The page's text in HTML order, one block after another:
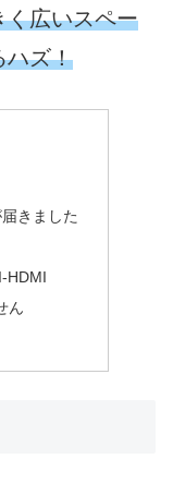
く広いスペー
ハズ！
きました
HDMI
ん